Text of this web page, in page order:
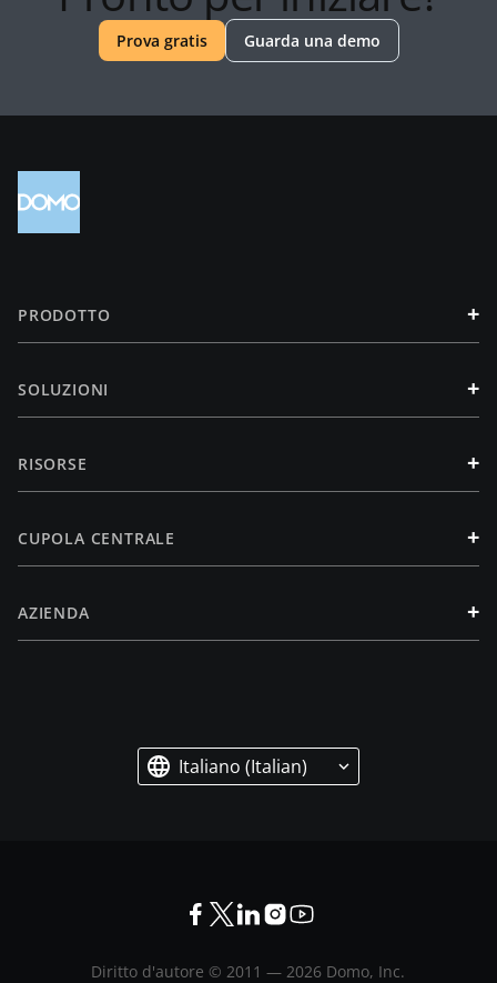
Prova gratis Guarda una demo
PRODOTTO +
SOLUZIONI +
RISORSE +
CUPOLA CENTRALE +
AZIENDA +
Italiano (Italian)
Diritto d'autore © 2011 —2026 Domo, Inc.